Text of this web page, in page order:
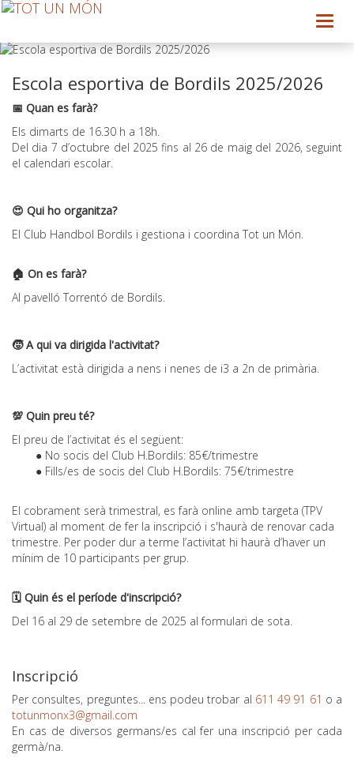
Escola esportiva de Bordils 2025/2026
📅 Quan es farà?
Els dimarts de 16.30 h a 18h.
Del dia 7 d’octubre del 2025 fins al 26 de maig del 2026, seguint
el calendari escolar.
😍 Qui ho organitza?
El Club Handbol Bordils i gestiona i coordina Tot un Món.
🏠 On es farà?
Al pavelló Torrentó de Bordils.
🧒 A qui va dirigida l'activitat?
L’activitat està dirigida a nens i nenes de i3 a 2n de primària.
💯 Quin preu té?
El preu de l’activitat és el següent:
No socis del Club H.Bordils: 85€/trimestre
Fills/es de socis del Club H.Bordils: 75€/trimestre
El cobrament serà trimestral, es farà online amb targeta (TPV
Virtual) al moment de fer la inscripció i s'haurà de renovar cada
trimestre. Per poder dur a terme l’activitat hi haurà d’haver un
mínim de 10 participants per grup.
🗓️ Quin és el període d'inscripció?
Del 16 al 29 de setembre de 2025 al formulari de sota.
Inscripció
Per consultes, preguntes... ens podeu trobar al 611 49 91 61 o a
totunmonx3@gmail.com
En cas de diversos germans/es cal fer una inscripció per cada
germà/na.